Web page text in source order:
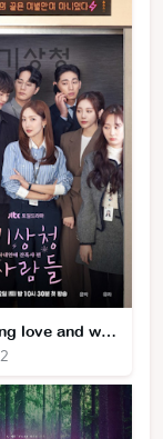
Forecasting love and weather